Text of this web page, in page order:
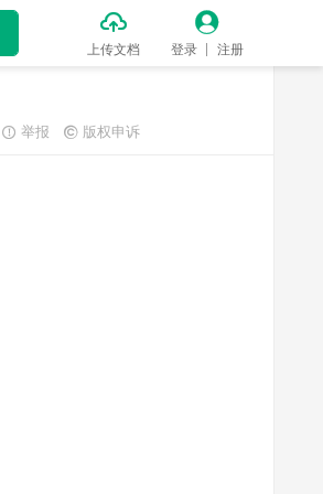

上传文档

登录 注册
 举报  版权申诉